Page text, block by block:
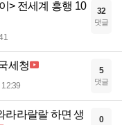
> 전세계 흥행 10
32
댓글
세청
12:39
5
댓글
라라랄랄 하면 생
0